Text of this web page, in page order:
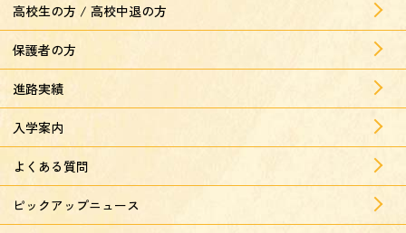
高校生の方 / 高校中退の方
保護者の方
進路実績
入学案内
よくある質問
ピックアップニュース